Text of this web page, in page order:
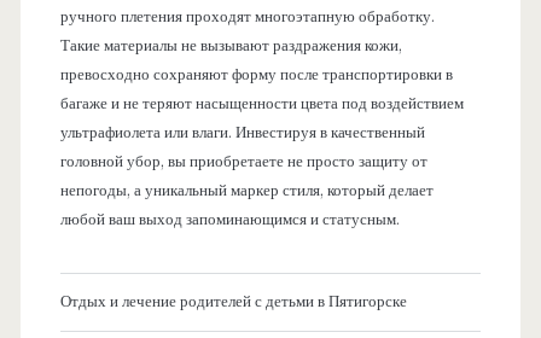
ручного плетения проходят многоэтапную обработку.
Такие материалы не вызывают раздражения кожи,
превосходно сохраняют форму после транспортировки в
багаже и не теряют насыщенности цвета под воздействием
ультрафиолета или влаги. Инвестируя в качественный
головной убор, вы приобретаете не просто защиту от
непогоды, а уникальный маркер стиля, который делает
любой ваш выход запоминающимся и статусным.
Отдых и лечение родителей с детьми в Пятигорске